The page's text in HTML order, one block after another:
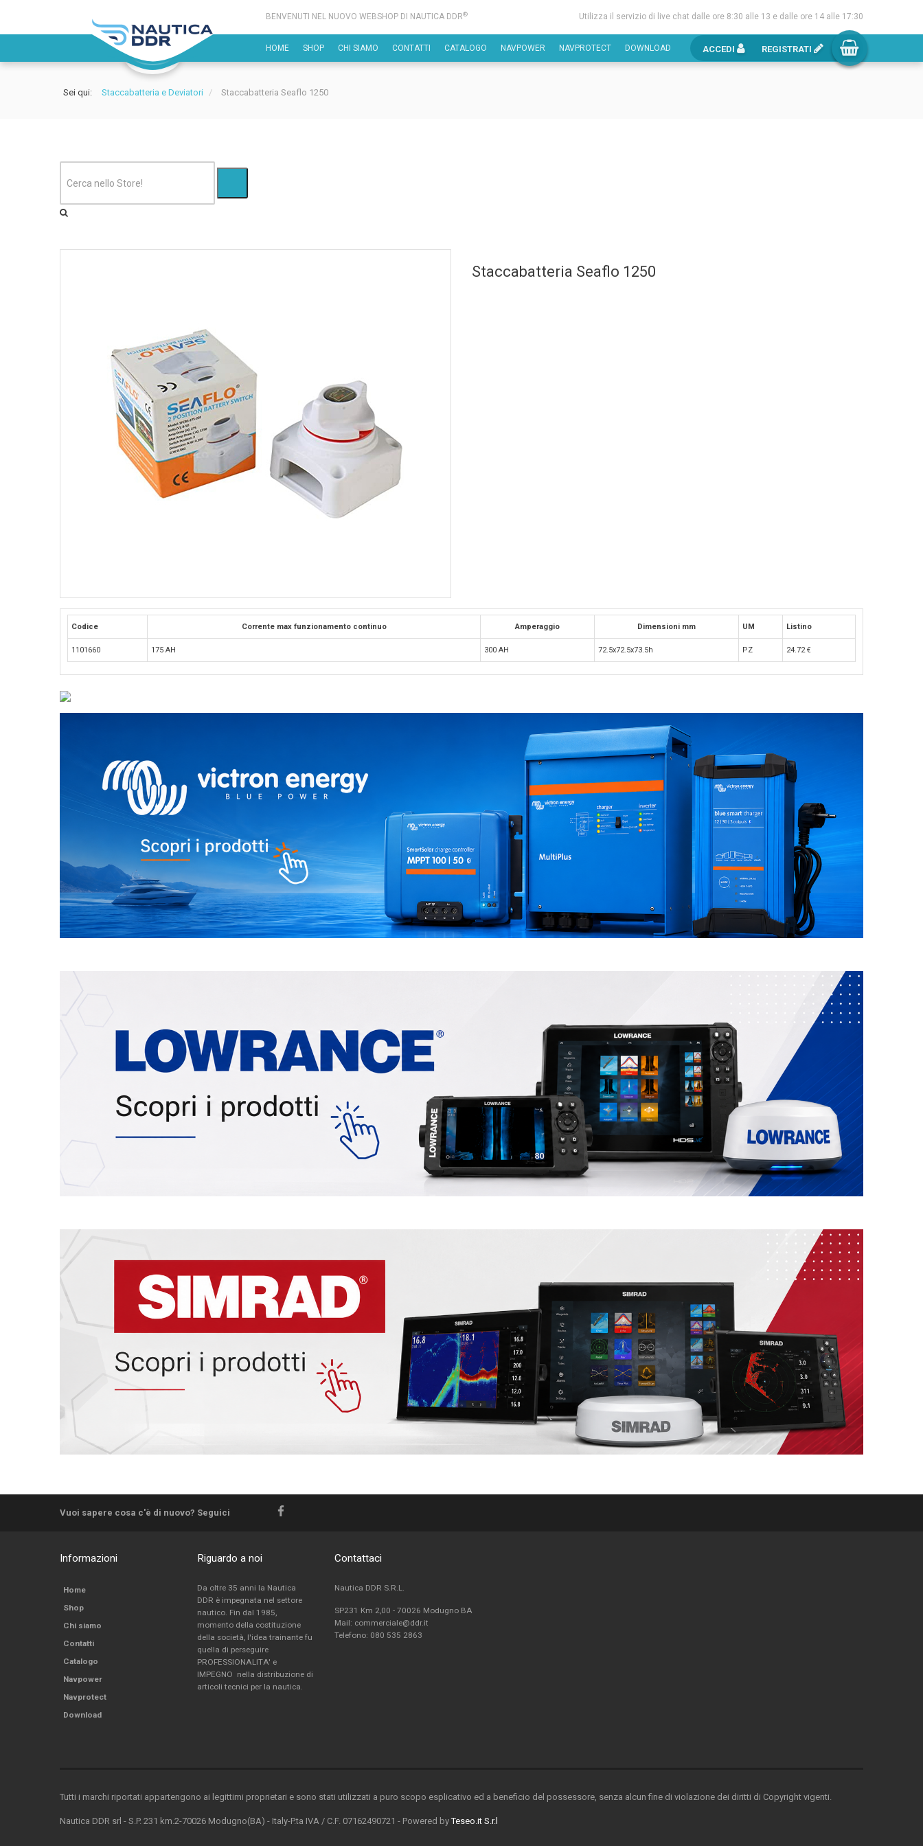
BENVENUTI NEL NUOVO WEBSHOP DI NAUTICA DDR® Utilizza il servizio di live chat dalle ore 8:30 alle 13 e dalle ore 14 alle 17:30
HOME SHOP CHI SIAMO CONTATTI CATALOGO NAVPOWER NAVPROTECT DOWNLOAD ACCEDI REGISTRATI
Sei qui: Staccabatteria e Deviatori / Staccabatteria Seaflo 1250
Staccabatteria Seaflo 1250
Codice Corrente max funzionamento continuo Amperaggio Dimensioni mm UM Listino
1101660 175 AH 300 AH 72.5x72.5x73.5h PZ 24.72€
Vuoi sapere cosa c'è di nuovo? Seguici
Informazioni
Home
Shop
Chi siamo
Contatti
Catalogo
Navpower
Navprotect
Download
Riguardo a noi
Da oltre 35 anni la Nautica
DDR è impegnata nel settore
nautico. Fin dal 1985,
momento della costituzione
della società, l'idea trainante fu
quella di perseguire
PROFESSIONALITA' e
IMPEGNO nella distribuzione di
articoli tecnici per la nautica.
Contattaci
Nautica DDR S.R.L.
SP231 Km 2,00 - 70026 Modugno BA
Mail: commerciale@ddr.it
Telefono: 080 535 2863
Tutti i marchi riportati appartengono ai legittimi proprietari e sono stati utilizzati a puro scopo esplicativo ed a beneficio del possessore, senza alcun fine di violazione dei diritti di Copyright vigenti.
Nautica DDR srl - S.P. 231 km.2-70026 Modugno(BA) - Italy-P.ta IVA / C.F. 07162490721 - Powered byTeseo.it S.r.l